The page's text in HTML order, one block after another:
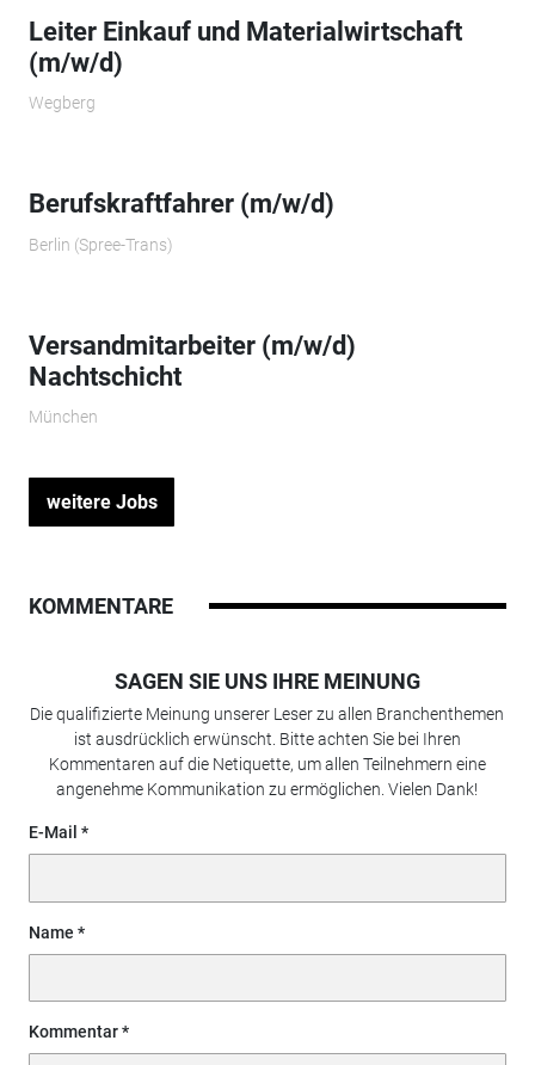
Leiter Einkauf und Materialwirtschaft
(m/w/d)
Wegberg
Berufskraftfahrer (m/w/d)
Berlin (Spree-Trans)
Versandmitarbeiter (m/w/d)
Nachtschicht
München
weitere Jobs
KOMMENTARE
SAGEN SIE UNS IHRE MEINUNG
Die qualifizierte Meinung unserer Leser zu allen Branchenthemen
ist ausdrücklich erwünscht. Bitte achten Sie bei Ihren
Kommentaren auf die Netiquette, um allen Teilnehmern eine
angenehme Kommunikation zu ermöglichen. Vielen Dank!
E-Mail
Name
Kommentar